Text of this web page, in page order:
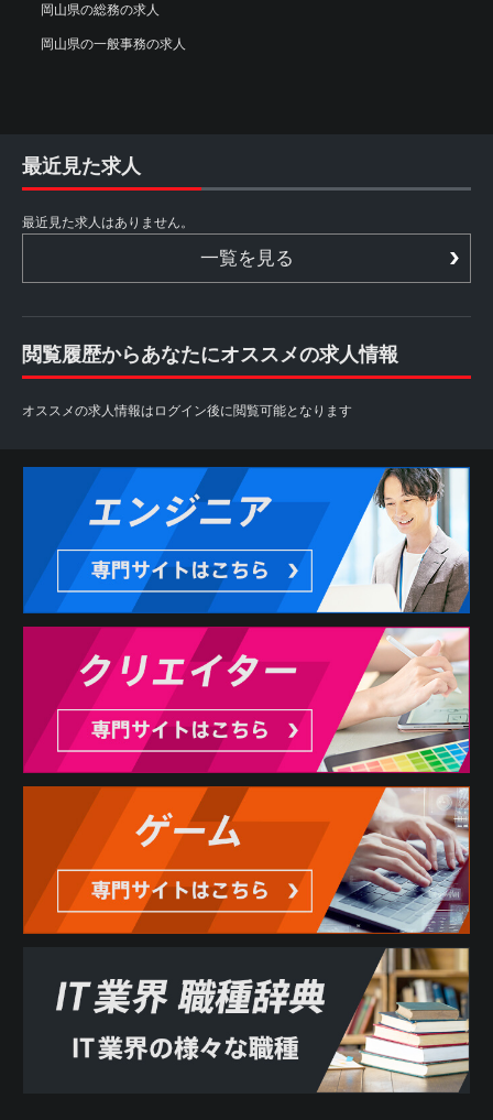
岡山県の総務の求人
岡山県の一般事務の求人
最近見た求人
最近見た求人はありません。
一覧を見る
閲覧履歴からあなたにオススメの求人情報
オススメの求人情報はログイン後に閲覧可能となります